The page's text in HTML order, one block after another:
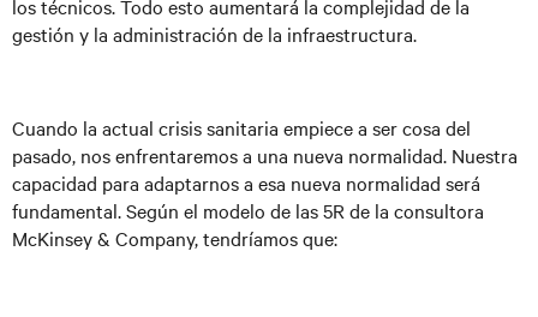
los técnicos. Todo esto aumentará la complejidad de la
gestión y la administración de la infraestructura.
Cuando la actual crisis sanitaria empiece a ser cosa del
pasado, nos enfrentaremos a una nueva normalidad. Nuestra
capacidad para adaptarnos a esa nueva normalidad será
fundamental. Según el modelo de las 5R de la consultora
McKinsey & Company, tendríamos que: